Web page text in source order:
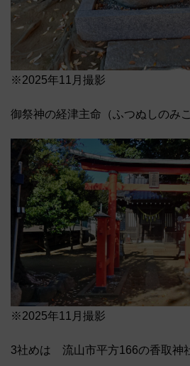
※2025年11月撮影
御祭神の経津主命（ふつぬしのみ
※2025年11月撮影
3社めは 流山市平方166の香取神